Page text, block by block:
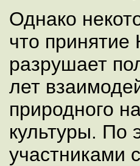
Однако
что принятие
разрушает
лет
природного
культуры. По
участниками